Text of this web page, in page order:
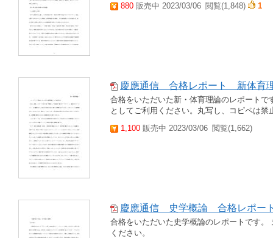
880 販売中 2023/03/06 閲覧(1,848) 1
慶應通信 合格レポート 新体育
合格をいただいた新・体育理論のレポート
としてご利用ください。丸写し、コピペは禁
1,100 販売中 2023/03/06 閲覧(1,662)
慶應通信 史学概論 合格レポー
合格をいただいた史学概論のレポートです
ください。